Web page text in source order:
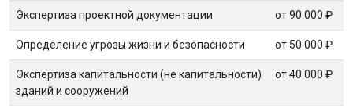
Экспертиза проектной документации от 90 000 ₽
Определение угрозы жизни и безопасности от 50 000 ₽
Экспертиза капитальности (не капитальности)
зданий и сооружений
от 40 000 ₽